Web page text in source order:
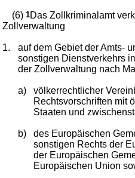
(6)1Das Zollkriminalamt
Zollverwaltung
1.
auf dem Gebiet der Amts-
sonstigen Dienstverkehrs
der Zollverwaltung nach
a)
völkerrechtlicher
Rechtsvorschriften mit
Staaten und
b)
des Europäischen
sonstigen Rechts der
der Europäischen
Europäischen Union